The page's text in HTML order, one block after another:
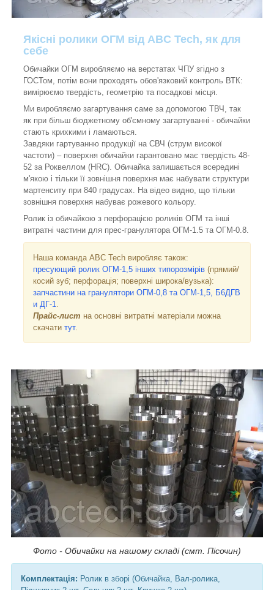
Якісні ролики ОГМ від ABC Tech, як для
себе
Обичайки ОГМ виробляємо на верстатах ЧПУ згідно з
ГОСТом, потім вони проходять обов'язковий контроль ВТК:
вимірюємо твердість, геометрію та посадкові місця.
Ми виробляємо загартування саме за допомогою ТВЧ, так
як при більш бюджетному об'ємному загартуванні - обичайки
стають крихкими і ламаються.
Завдяки гартуванню продукції на СВЧ (струм високої
частоти) – поверхня обичайки гарантовано має твердість 48-
52 за Роквеллом (HRC). Обичайка залишається всередині
м'якою і тільки її зовнішня поверхня має набувати структури
мартенситу при 840 градусах. На відео видно, що тільки
зовнішня поверхня набуває рожевого кольору.
Ролик із обичайкою з перфорацією роликів ОГМ та інші
витратні частини для прес-гранулятора ОГМ-1.5 та ОГМ-0.8.
Наша команда ABC Tech виробляє також:
пресующий ролик ОГМ-1,5 інших типорозмірів (прямий/
косий зуб; перфорація; поверхні широка/вузька):
запчастини на гранулятори ОГМ-0,8 та ОГМ-1,5, Б6ДГВ
и ДГ-1
Прайс-лист на основні витратні матеріали можна
скачати тут.
Фото - Обичайки на нашому складі (смт. Пісочин)
Комплектація: Ролик в зборі (Обичайка, Вал-ролика,